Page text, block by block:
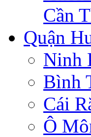
Cần
Quận
Ninh
Bình
Cái
Ô